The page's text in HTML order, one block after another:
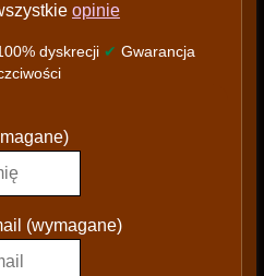
opinie
dyskrecji ✔ Gwarancja
(wymagane)